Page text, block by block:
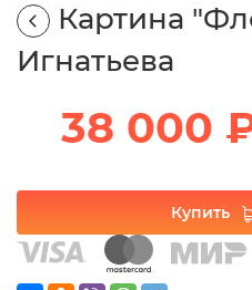
Картина
Игнатьева
38 000
Купить